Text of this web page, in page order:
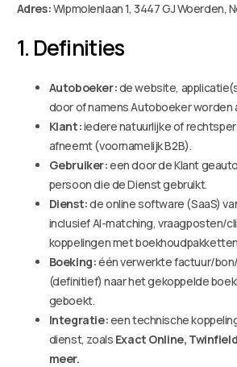
Adres:Wipmolenlaan 1, 3447 GJ Woerden,
1. Definities
Autoboeker:de website,
door of namens Autoboeker worden
Klant:iedere natuurlijke of
afneemt (voornamelijk B2B).
Gebruiker:een door de Klant
persoon die de Dienst gebruikt.
Dienst:de online software (SaaS)
inclusief AI-matching, vraagposten/
koppelingen met
Boeking:één verwerkte factuur/
(definitief) naar het gekoppelde
geboekt.
Integratie:een technische
dienst, zoals Exact Online,
meer.